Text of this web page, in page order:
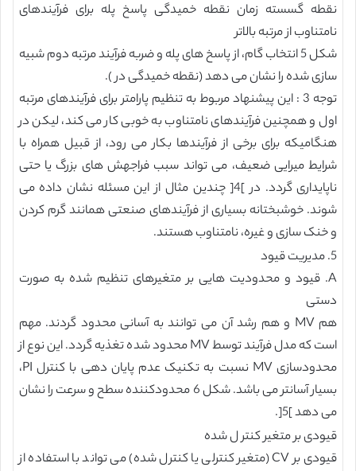
نقطه گسسته زمان نقطه خمیدگی پاسخ پله برای فرآیندهای
نامتناوب از مرتبه بالاتر
شکل 5 انتخاب گام، از پاسخ های پله و ضربه فرآیند مرتبه دوم شبیه
سازی شده را نشان می دهد (نقطه خمیدگی در ).
توجه 3 : این پیشنهاد مربوط به تنظیم پارامتر برای فرآیندهای مرتبه
اول و همچنین فرآیندهای نامتناوب به خوبی کار می کند، لیکن در
هنگامیکه برای برخی از فرآیندها بکار می رود، از قبیل همراه با
شرایط میرایی ضعیف، می تواند سبب فراجهش های بزرگ یا حتی
ناپایداری گردد. در ]4[ چندین مثال از این مسئله نشان داده می
شوند. خوشبختانه بسیاری از فرآیندهای صنعتی همانند گرم کردن
و خنک سازی و غیره، نامتناوب هستند.
5. مدیریت قیود
A. قیود و محدودیت هایی بر متغیرهای تنظیم شده به صورت
دستی
هم MV و هم رشد آن می توانند به آسانی محدود گردند. مهم
است که مدل فرآیند توسط MV محدود شده تغذیه گردد. این نوع از
محدودسازی MV نسبت به تکنیک عدم پایان دهی با کنترل PI،
بسیار آسانتر می باشد. شکل 6 محدودکننده سطح و سرعت را نشان
می دهد ]5[.
قیودی بر متغیر کنتر ل شده
قیودی بر CV (متغیر کنترلی یا کنترل شده) می تواند با استفاده از